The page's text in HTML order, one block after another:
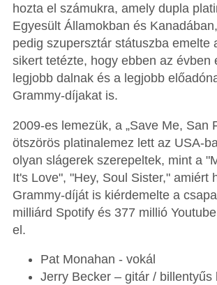
hozta el számukra, amely dupla
Egyesült Államokban és
pedig szupersztár státuszba emelte
sikert tetézte, hogy ebben az évben
legjobb dalnak és a legjobb
Grammy-díjakat is.
2009-es lemezük, a „Save Me, San
ötszörös platinalemez lett az USA-
olyan slágerek szerepeltek, mint a
It's Love", "Hey, Soul Sister," amiért
Grammy-díját is kiérdemelte a
milliárd Spotify és 377 millió
el.
Pat Monahan - vokál
Jerry Becker – gitár / billentyűs